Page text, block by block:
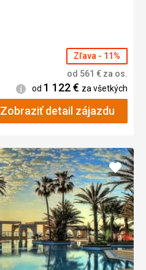
Zľava - 11%
od 561 € za os.
Informácie
od 1 122€ za všetkých
Zobraziť detail zájazdu
Pridať
do